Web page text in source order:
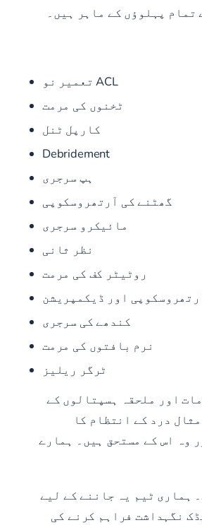
پہلوؤں کے ماہر ہیں۔
ACL تعمیر نو
ٹخنوں کی مرمت
کارپل ٹنل
Debridement
ہپ سرجری
گھٹنے کی آرتھروسکوپی
مائیکرو سرجری
نظر ثانی
روٹیٹر کف کی مرمت
اور ڈیکمپریشن
کندھے کی سرجری
نرم بافتوں کی مرمت
ٹرگر ریلیز
اور ملحقہ ہسپتالوں کے
درد کے انتظام کا
وہ اس کے مستحق ہیں۔ ہمارے
ہماری ٹیم یہ جاننے کے لیے
نگہداشت فراہم کرنے کی